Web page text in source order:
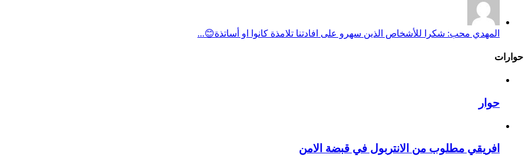
المهدي محب: شكرا للأشخاص الذين سهرو على افادتنا تلامذة كانوا او أساتذة😊...
حوارات
حوار
افريقي مطلوب من الانتربول في قبضة الامن